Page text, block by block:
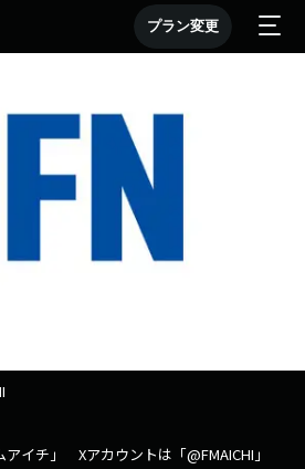
プラン変更
イチ」 Xアカウントは「@FMAICHI」